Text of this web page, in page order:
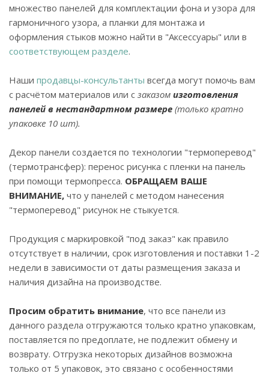
множество панелей для комплектации фона и узора для
гармоничного узора, а планки для монтажа и
оформления стыков можно найти в "Аксессуары" или в
соответствующем разделе.
Наши продавцы-консультанты всегда могут помочь вам
с расчётом материалов или с заказом изготовления
панелей в нестандартном размере (только кратно
упаковке 10 шт).
Декор панели создается по технологии "термоперевод"
(термотрансфер): перенос рисунка с пленки на панель
при помощи термопресса. ОБРАЩАЕМ ВАШЕ
ВНИМАНИЕ, что у панелей с методом нанесения
"термоперевод" рисунок не стыкуется.
Продукция с маркировкой "под заказ" как правило
отсутствует в наличии, срок изготовления и поставки 1-2
недели в зависимости от даты размещения заказа и
наличия дизайна на производстве.
Просим обратить внимание, что все панели из
данного раздела отгружаются только кратно упаковкам,
поставляется по предоплате, не подлежит обмену и
возврату. Отгрузка некоторых дизайнов возможна
только от 5 упаковок, это связано с особенностями